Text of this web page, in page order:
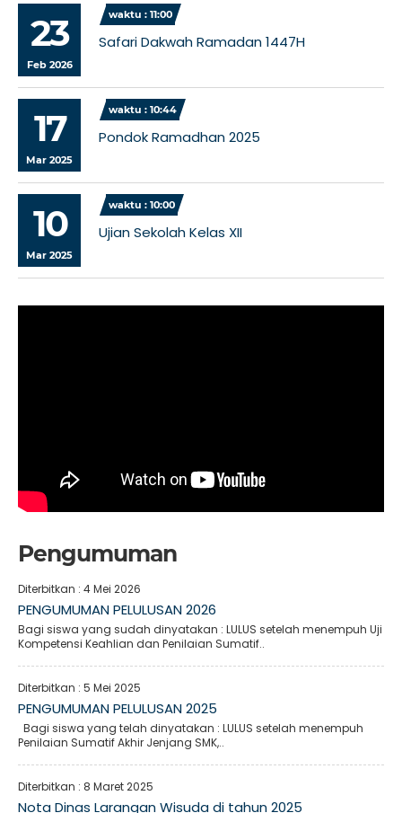
23
Feb 2026
waktu : 11:00
Safari Dakwah Ramadan 1447H
17
Mar 2025
waktu : 10:44
Pondok Ramadhan 2025
10
Mar 2025
waktu : 10:00
Ujian Sekolah Kelas XII
Pengumuman
Diterbitkan : 4 Mei 2026
PENGUMUMAN PELULUSAN 2026
Bagi siswa yang sudah dinyatakan : LULUS setelah menempuh Uji
Kompetensi Keahlian dan Penilaian Sumatif..
Diterbitkan : 5 Mei 2025
PENGUMUMAN PELULUSAN 2025
Bagi siswa yang telah dinyatakan : LULUS setelah menempuh
Penilaian Sumatif Akhir Jenjang SMK,..
Diterbitkan : 8 Maret 2025
Nota Dinas Larangan Wisuda di tahun 2025